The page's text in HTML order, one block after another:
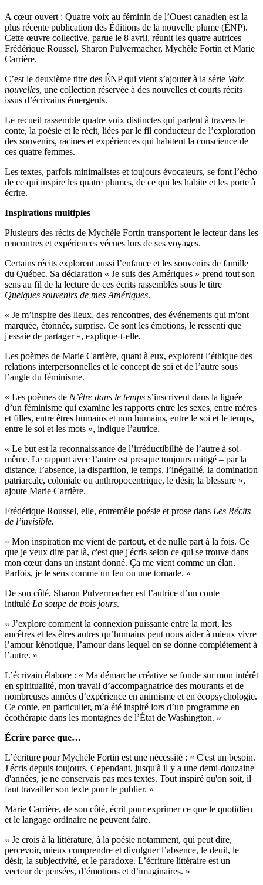
A cœur ouvert : Quatre voix au féminin de l’Ouest canadien est la
plus récente publication des Éditions de la nouvelle plume (ÉNP).
Cette œuvre collective, parue le 8 avril, réunit les quatre autrices
Frédérique Roussel, Sharon Pulvermacher, Mychèle Fortin et Marie
Carrière.
C’est le deuxième titre des ÉNP qui vient s’ajouter à la série Voix
nouvelles, une collection réservée à des nouvelles et courts récits
issus d’écrivains émergents.
Le recueil rassemble quatre voix distinctes qui parlent à travers le
conte, la poésie et le récit, liées par le fil conducteur de l’exploration
des souvenirs, racines et expériences qui habitent la conscience de
ces quatre femmes.
Les textes, parfois minimalistes et toujours évocateurs, se font l’écho
de ce qui inspire les quatre plumes, de ce qui les habite et les porte à
écrire.
Inspirations multiples
Plusieurs des récits de Mychèle Fortin transportent le lecteur dans les
rencontres et expériences vécues lors de ses voyages.
Certains récits explorent aussi l’enfance et les souvenirs de famille
du Québec. Sa déclaration « Je suis des Amériques » prend tout son
sens au fil de la lecture de ces écrits rassemblés sous le titre
Quelques souvenirs de mes Amériques.
« Je m’inspire des lieux, des rencontres, des événements qui m'ont
marquée, étonnée, surprise. Ce sont les émotions, le ressenti que
j'essaie de partager », explique-t-elle.
Les poèmes de Marie Carrière, quant à eux, explorent l’éthique des
relations interpersonnelles et le concept de soi et de l’autre sous
l’angle du féminisme.
« Les poèmes de N’être dans le temps s’inscrivent dans la lignée
d’un féminisme qui examine les rapports entre les sexes, entre mères
et filles, entre êtres humains et non humains, entre le soi et le temps,
entre le soi et les mots », indique l’autrice.
« Le but est la reconnaissance de l’irréductibilité de l’autre à soi-
même. Le rapport avec l’autre est presque toujours mitigé – par la
distance, l’absence, la disparition, le temps, l’inégalité, la domination
patriarcale, coloniale ou anthropocentrique, le désir, la blessure »,
ajoute Marie Carrière.
Frédérique Roussel, elle, entremêle poésie et prose dans Les Récits
de l’invisible.
« Mon inspiration me vient de partout, et de nulle part à la fois. Ce
que je veux dire par là, c'est que j'écris selon ce qui se trouve dans
mon cœur dans un instant donné. Ça me vient comme un élan.
Parfois, je le sens comme un feu ou une tornade. »
De son côté, Sharon Pulvermacher est l’autrice d’un conte
intitulé La soupe de trois jours.
« J’explore comment la connexion puissante entre la mort, les
ancêtres et les êtres autres qu’humains peut nous aider à mieux vivre
l’amour kénotique, l’amour dans lequel on se donne complètement à
l’autre. »
L’écrivain élabore : « Ma démarche créative se fonde sur mon intérêt
en spiritualité, mon travail d’accompagnatrice des mourants et de
nombreuses années d’expérience en animisme et en écopsychologie.
Ce conte, en particulier, m’a été inspiré lors d’un programme en
écothérapie dans les montagnes de l’État de Washington. »
Écrire parce que…
L’écriture pour Mychèle Fortin est une nécessité : « C'est un besoin.
J'écris depuis toujours. Cependant, jusqu'à il y a une demi-douzaine
d'années, je ne conservais pas mes textes. Tout inspiré qu'on soit, il
faut travailler son texte pour le publier. »
Marie Carrière, de son côté, écrit pour exprimer ce que le quotidien
et le langage ordinaire ne peuvent faire.
« Je crois à la littérature, à la poésie notamment, qui peut dire,
percevoir, mieux comprendre et divulguer l’absence, le deuil, le
désir, la subjectivité, et le paradoxe. L’écriture littéraire est un
vecteur de pensées, d’émotions et d’imaginaires. »